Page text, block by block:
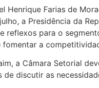
Henrique Farias de
a Presidência da
reflexos para o
a
a Câmara Setorial
discutir as